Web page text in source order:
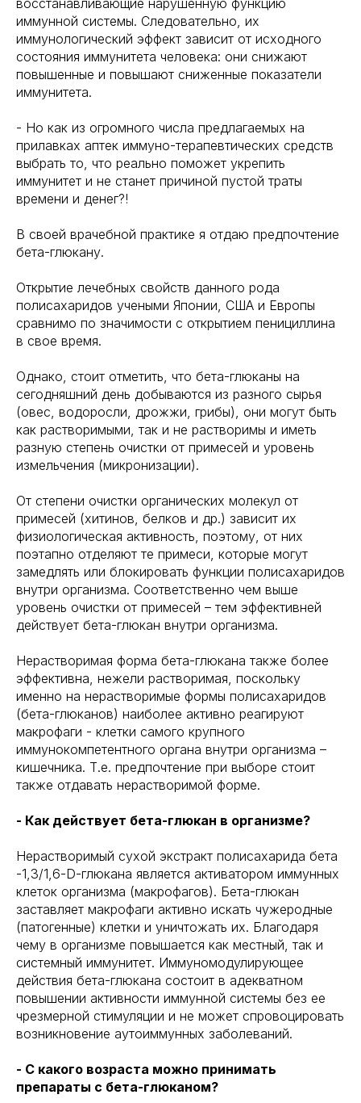
иммунной системы. Следовательно, их
иммунологический эффект зависит от исходного
состояния иммунитета человека: они снижают
повышенные и повышают сниженные показатели
иммунитета.
- Но как из огромного числа предлагаемых на
прилавках аптек иммуно-терапевтических средств
выбрать то, что реально поможет укрепить
иммунитет и не станет причиной пустой траты
времени и денег?!
В своей врачебной практике я отдаю предпочтение
бета-глюкану.
Открытие лечебных свойств данного рода
полисахаридов учеными Японии, США и Европы
сравнимо по значимости с открытием пенициллина
в свое время.
Однако, стоит отметить, что бета-глюканы на
сегодняшний день добываются из разного сырья
(овес, водоросли, дрожжи, грибы), они могут быть
как растворимыми, так и не растворимы и иметь
разную степень очистки от примесей и уровень
измельчения (микронизации).
От степени очистки органических молекул от
примесей (хитинов, белков и др.) зависит их
физиологическая активность, поэтому, от них
поэтапно отделяют те примеси, которые могут
замедлять или блокировать функции полисахаридов
внутри организма. Соответственно чем выше
уровень очистки от примесей – тем эффективней
действует бета-глюкан внутри организма.
Нерастворимая форма бета-глюкана также более
эффективна, нежели растворимая, поскольку
именно на нерастворимые формы полисахаридов
(бета-глюканов) наиболее активно реагируют
макрофаги - клетки самого крупного
иммунокомпетентного органа внутри организма –
кишечника. Т.е. предпочтение при выборе стоит
также отдавать нерастворимой форме.
- Как действует бета-глюкан в организме?
Нерастворимый сухой экстракт полисахарида бета
-1,3/1,6-D-глюкана является активатором иммунных
клеток организма (макрофагов). Бета-глюкан
заставляет макрофаги активно искать чужеродные
(патогенные) клетки и уничтожать их. Благодаря
чему в организме повышается как местный, так и
системный иммунитет. Иммуномодулирующее
действия бета-глюкана состоит в адекватном
повышении активности иммунной системы без ее
чрезмерной стимуляции и не может спровоцировать
возникновение аутоиммунных заболеваний.
- С какого возраста можно принимать
препараты с бета-глюканом?